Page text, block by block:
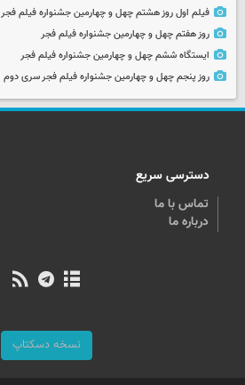
فیلم اول روز هشتم چهل و چهارمین جشنواره فیلم فجر
روز هفتم چهل و چهارمین جشنواره فیلم فجر
ایستگاه ششم چهل و چهارمین جشنواره فیلم فجر
روز پنجم چهل و چهارمین جشنواره فیلم فجر سری دوم
دسترسی سریع
تماس با ما
درباره ما
نسخه دسکتاپ